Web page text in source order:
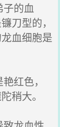
的血
刀型的，
血细胞是
红色，
稍大。